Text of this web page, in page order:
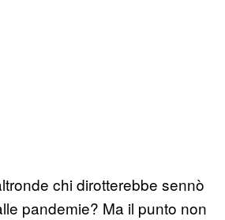
chi dirotterebbe sennò
pandemie? Ma il punto non